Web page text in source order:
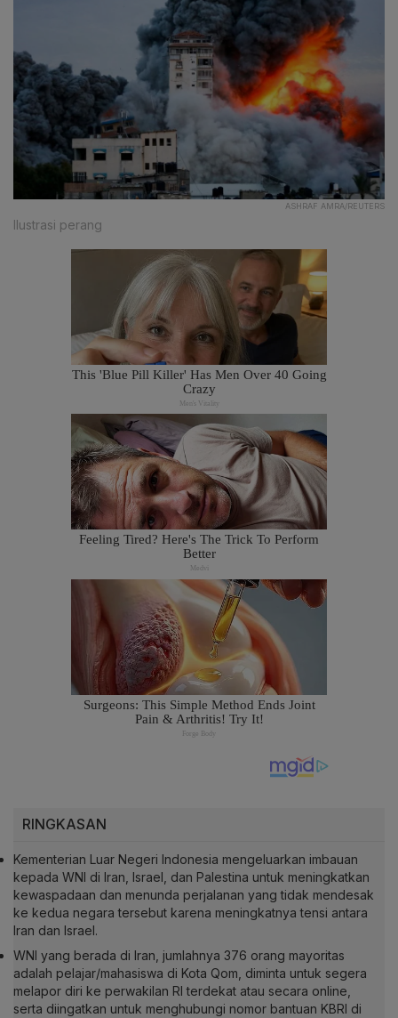
ASHRAF AMRA/REUTERS
Ilustrasi perang
RINGKASAN
Kementerian Luar Negeri Indonesia mengeluarkan imbauan
kepada WNI di Iran, Israel, dan Palestina untuk meningkatkan
kewaspadaan dan menunda perjalanan yang tidak mendesak
ke kedua negara tersebut karena meningkatnya tensi antara
Iran dan Israel.
WNI yang berada di Iran, jumlahnya 376 orang mayoritas
adalah pelajar/mahasiswa di Kota Qom, diminta untuk segera
melapor diri ke perwakilan RI terdekat atau secara online,
serta diingatkan untuk menghubungi nomor bantuan KBRI di